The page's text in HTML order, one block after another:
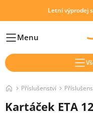
Letní výprodej
HlavníMenu
Příslušenství
Kartáček ETA